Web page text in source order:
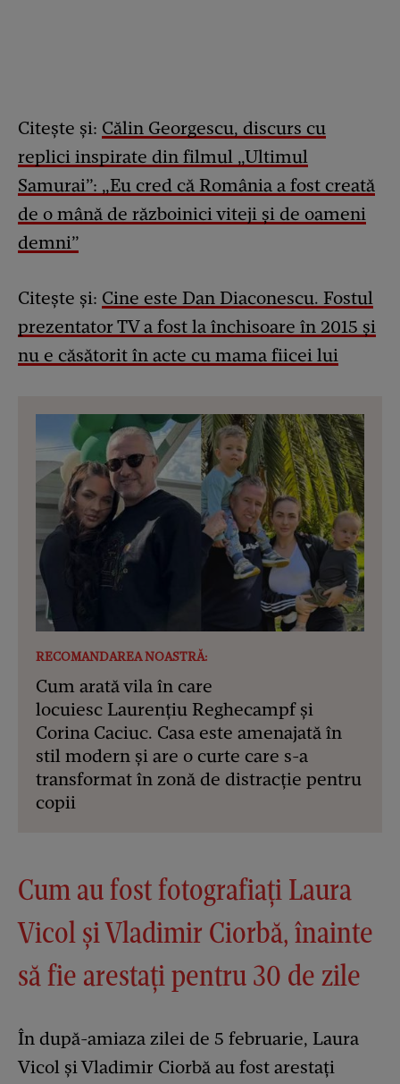
Citește și: Călin Georgescu, discurs cu
replici inspirate din filmul „Ultimul
Samurai”: „Eu cred că România a fost creată
de o mână de războinici viteji și de oameni
demni”
Citește și: Cine este Dan Diaconescu. Fostul
prezentator TV a fost la închisoare în 2015 și
nu e căsătorit în acte cu mama fiicei lui
RECOMANDAREA NOASTRĂ:
Cum arată vila în care
locuiesc Laurențiu Reghecampf și
Corina Caciuc. Casa este amenajată în
stil modern și are o curte care s-a
transformat în zonă de distracție pentru
copii
Cum au fost fotografiați Laura
Vicol și Vladimir Ciorbă, înainte
să fie arestați pentru 30 de zile
În după-amiaza zilei de 5 februarie, Laura
Vicol și Vladimir Ciorbă au fost arestați